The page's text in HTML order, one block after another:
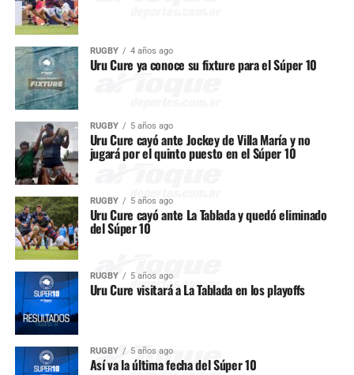
RUGBY 4 años ago
Uru Cure ya conoce su fixture para el Súper 10
RUGBY 5 años ago
Uru Cure cayó ante Jockey de Villa María y no
jugará por el quinto puesto en el Súper 10
RUGBY 5 años ago
Uru Cure cayó ante La Tablada y quedó eliminado
del Súper 10
RUGBY 5 años ago
Uru Cure visitará a La Tablada en los playoffs
RUGBY 5 años ago
Así va la última fecha del Súper 10